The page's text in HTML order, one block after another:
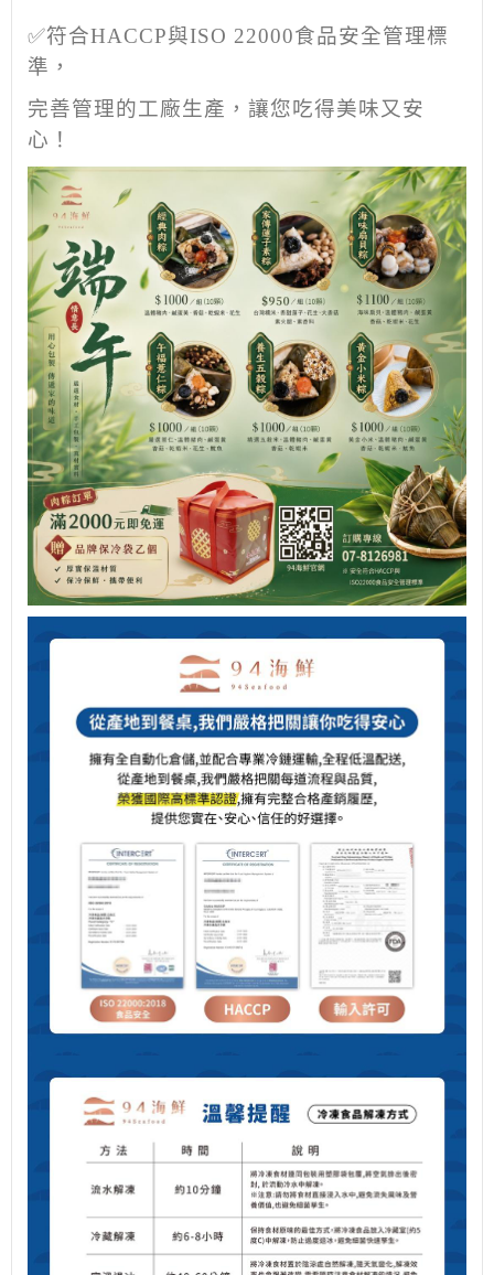
✅符合HACCP與ISO 22000食品安全管理標
準，
完善管理的工廠生產，讓您吃得美味又安
心！